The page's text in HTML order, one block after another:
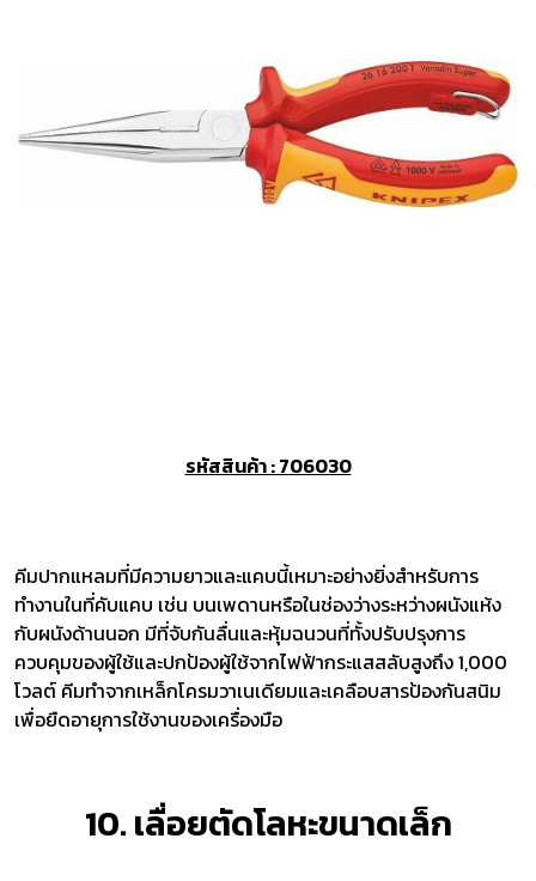
รหัสสินค้า : 706030
คีมปากแหลมที่มีความยาวและแคบนี้เหมาะอย่างยิ่งสำหรับการ
ทำงานในที่คับแคบ เช่น บนเพดานหรือในช่องว่างระหว่างผนังแห้ง
กับผนังด้านนอก มีที่จับกันลื่นและหุ้มฉนวนที่ทั้งปรับปรุงการ
ควบคุมของผู้ใช้และปกป้องผู้ใช้จากไฟฟ้ากระแสสลับสูงถึง 1,000
โวลต์ คีมทำจากเหล็กโครมวาเนเดียมและเคลือบสารป้องกันสนิม
เพื่อยืดอายุการใช้งานของเครื่องมือ
10. เลื่อยตัดโลหะขนาดเล็ก